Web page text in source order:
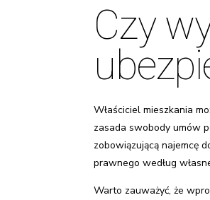
Czy
Właściciel mieszkania
zasada swobody umów
zobowiązującą najemcę
prawnego według
Warto zauważyć, że